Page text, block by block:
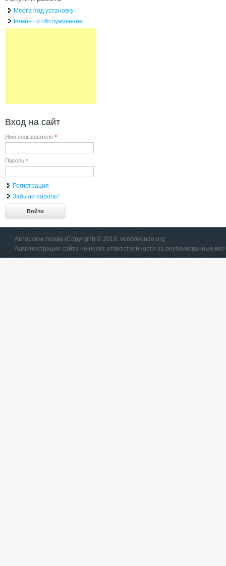
Места под установку
Ремонт и обслуживание
Вход на сайт
Имя пользователя *
Пароль *
Регистрация
Забыли пароль?
Авторские права (Copyright) © 2016, vendovendo.org
Администрация сайта не несет ответственности за опубликованные